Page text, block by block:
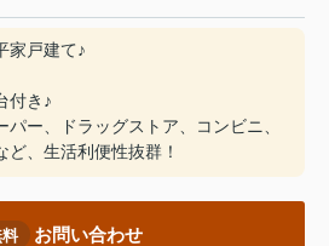
家戸建て♪
付き♪
パー、ドラッグストア、コンビニ、
ど、生活利便性抜群！
お問い合わせ